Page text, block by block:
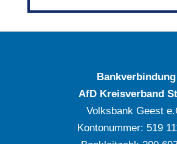
Bankverbindung
AfD Kreisverband
Volksbank Geest
Kontonummer: ‍519